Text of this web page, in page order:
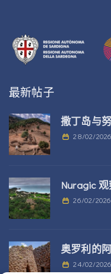
最新帖子
撒丁岛与
28/02/2026
Nuragic 观
26/02/2026
奥罗利的
24/02/2026